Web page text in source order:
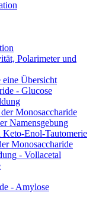
Polarimeter und
Übersicht
- Glucose
Monosaccharide
Namensgebung
Keto-Enol-Tautomerie
Monosaccharide
- Vollacetal
- Amylose